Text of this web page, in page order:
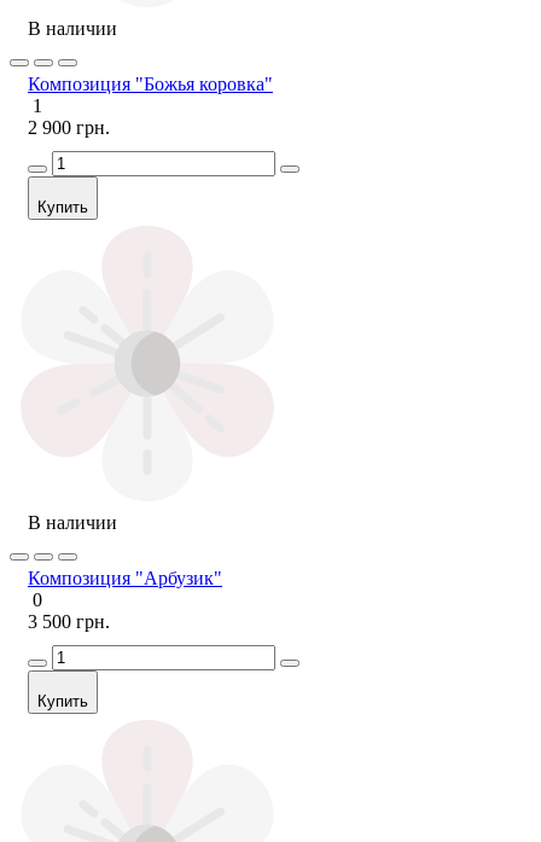
В наличии
Композиция "Божья коровка"
1
2 900 грн.
Купить
В наличии
Композиция "Арбузик"
0
3 500 грн.
Купить